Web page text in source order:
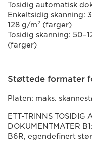
Tosidig automatisk
Enkeltsidig skanning:
128 g/m² (farger)
Tosidig skanning:
(farger)
Støttede formater
Platen: maks.
ETT-TRINNS TOSIDIG
DOKUMENTMATER
B6R, egendefinert